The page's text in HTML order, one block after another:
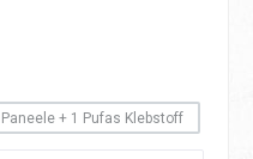
zurzeit nicht verfügbar.)
+ 1 Pufas Klebstoff
(Diese Option ist zurzeit